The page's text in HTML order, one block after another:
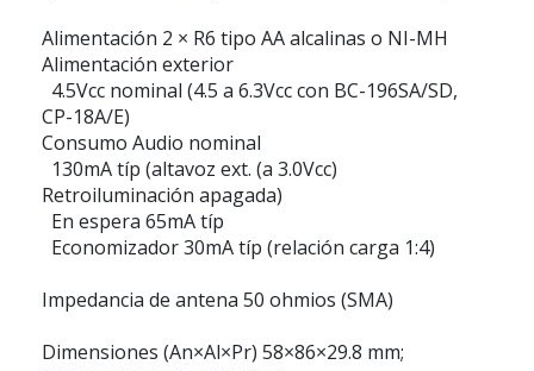
Alimentación 2 × R6 tipo AA alcalinas o NI-MH
Alimentación exterior
4.5Vcc nominal (4.5 a 6.3Vcc con BC-196SA/SD,
CP-18A/E)
Consumo Audio nominal
130mA típ (altavoz ext. (a 3.0Vcc)
Retroiluminación apagada)
En espera 65mA típ
Economizador 30mA típ (relación carga 1:4)
Impedancia de antena 50 ohmios (SMA)
Dimensiones (An×Al×Pr) 58×86×29.8 mm;